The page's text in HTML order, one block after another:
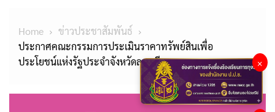
Home
ข่าวประชาสัมพันธ์
ประกาศคณะกรรมการประเมินราคาทรัพย์สินเพื่อ
ประโยชน์แห่งรัฐประจำจังหวัดลพบุรี
×